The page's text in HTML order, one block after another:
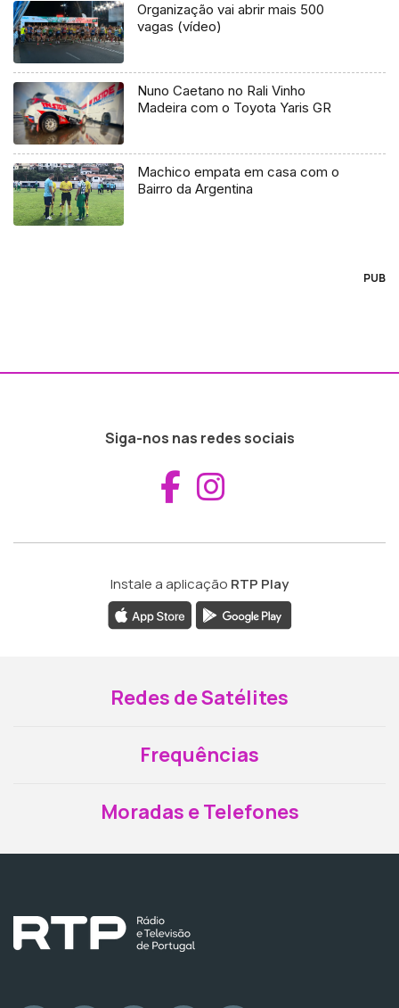
Organização vai abrir mais 500
vagas (vídeo)
Nuno Caetano no Rali Vinho
Madeira com o Toyota Yaris GR
Machico empata em casa com o
Bairro da Argentina
PUB
Siga-nos nas redes sociais
Aceder ao
Instale a aplicação RTP Play
Redes de Satélites
Frequências
Moradas e Telefones